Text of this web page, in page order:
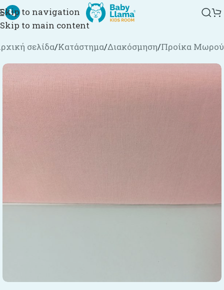
Skip to navigation
Skip to main content
σελίδα/Κατάστημα/Διακόσμηση/Προίκα Μωρού